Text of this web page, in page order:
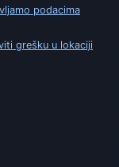
podacima
grešku u lokaciji